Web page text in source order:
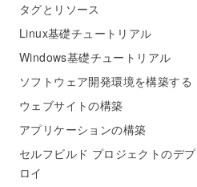
タグとリソース
Linux基礎チュートリアル
Windows基礎チュートリアル
ソフトウェア開発環境を構築する
ウェブサイトの構築
アプリケーションの構築
セルフビルド プロジェクトのデプ
ロイ